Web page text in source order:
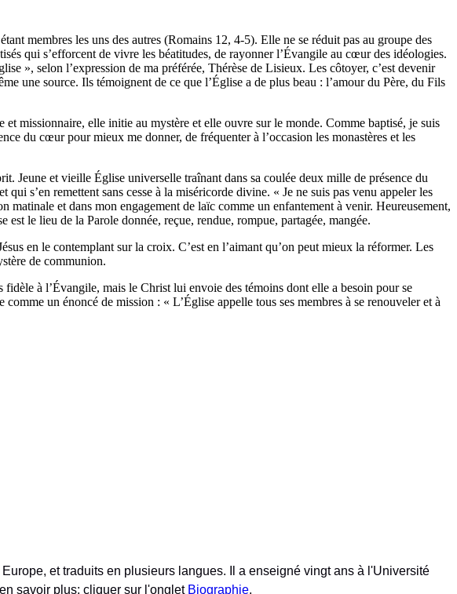
membres les uns des autres (Romains 12, 4-5). Elle ne se réduit pas au groupe des
qui s’efforcent de vivre les béatitudes, de rayonner l’Évangile au cœur des idéologies.
», selon l’expression de ma préférée, Thérèse de Lisieux. Les côtoyer, c’est devenir
une source. Ils témoignent de ce que l’Église a de plus beau : l’amour du Père, du Fils
missionnaire, elle initie au mystère et elle ouvre sur le monde. Comme baptisé, je suis
du cœur pour mieux me donner, de fréquenter à l’occasion les monastères et les
Jeune et vieille Église universelle traînant dans sa coulée deux mille de présence du
s’en remettent sans cesse à la miséricorde divine. « Je ne suis pas venu appeler les
et dans mon engagement de laïc comme un enfantement à venir. Heureusement,
le lieu de la Parole donnée, reçue, rendue, rompue, partagée, mangée.
en le contemplant sur la croix. C’est en l’aimant qu’on peut mieux la réformer. Les
de communion.
fidèle à l’Évangile, mais le Christ lui envoie des témoins dont elle a besoin pour se
un énoncé de mission : « L’Église appelle tous ses membres à se renouveler et à
et traduits en plusieurs langues. Il a enseigné vingt ans à l'Université
savoir plus: cliquer sur l'onglet Biographie.